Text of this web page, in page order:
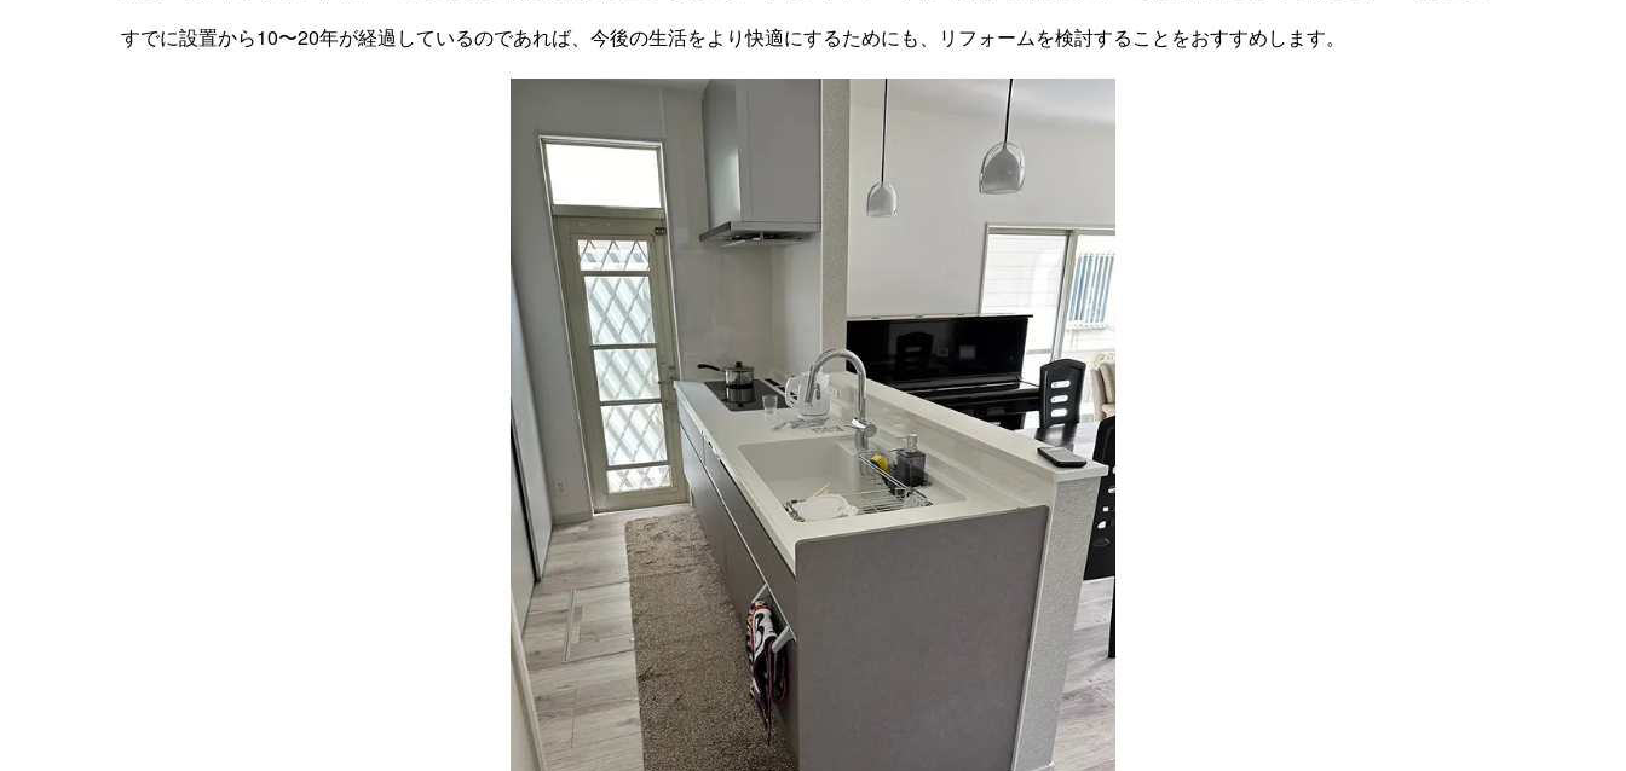
すでに設置から10〜20年が経過しているのであれば、今後の生活をより快適にするためにも、リフォームを検討することをおすすめします。